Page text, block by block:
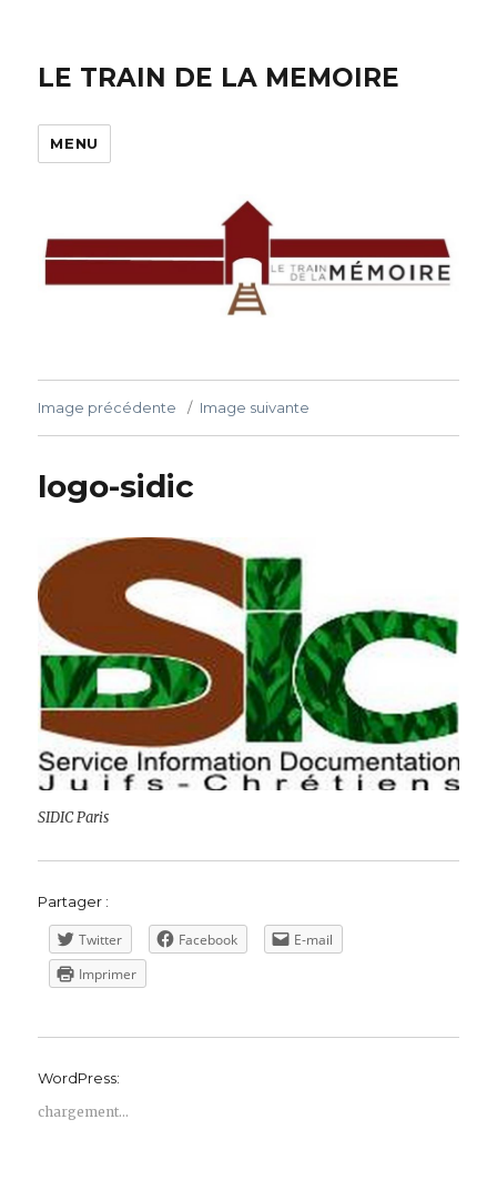
LE TRAIN DE LA MEMOIRE
MENU
Image précédente Image suivante
logo-sidic
SIDIC Paris
Partager :
Twitter Facebook
E-mail
Imprimer
WordPress:
chargement…